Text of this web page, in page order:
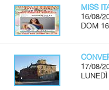
MISS
16/08/
DOM
17/08/